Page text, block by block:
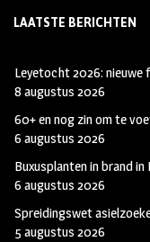
LAATSTE BERICHTEN
Leyetocht 2026: nieuwe
8 augustus 2026
60+ en nog zin om te
6 augustus 2026
Buxusplanten in brand
6 augustus 2026
Spreidingswet
5 augustus 2026